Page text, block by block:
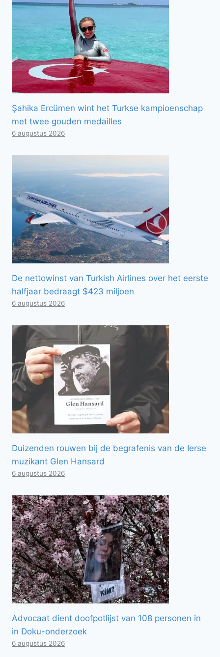
Şahika Ercümen wint het Turkse kampioenschap
met twee gouden medailles
6 augustus 2026
De nettowinst van Turkish Airlines over het eerste
halfjaar bedraagt ​​$423 miljoen
6 augustus 2026
Duizenden rouwen bij de begrafenis van de Ierse
muzikant Glen Hansard
6 augustus 2026
Advocaat dient doofpotlijst van 108 personen in
in Doku-onderzoek
6 augustus 2026